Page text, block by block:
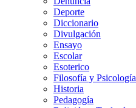
Deporte
Diccionario
Divulgación
Ensayo
Escolar
Esoterico
Filosofía y Psicología
Historia
Pedagogía